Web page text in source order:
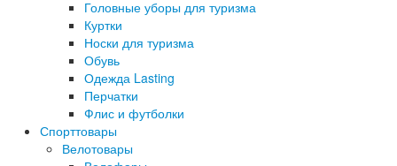
Головные уборы для туризма
Куртки
Носки для туризма
Обувь
Одежда Lasting
Перчатки
Флис и футболки
Спорттовары
Велотовары